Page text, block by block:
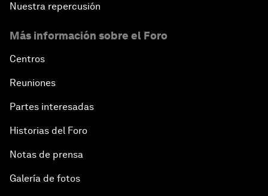
Nuestra repercusión
Más información sobre el Foro
Centros
Reuniones
Partes interesadas
Historias del Foro
Notas de prensa
Galería de fotos